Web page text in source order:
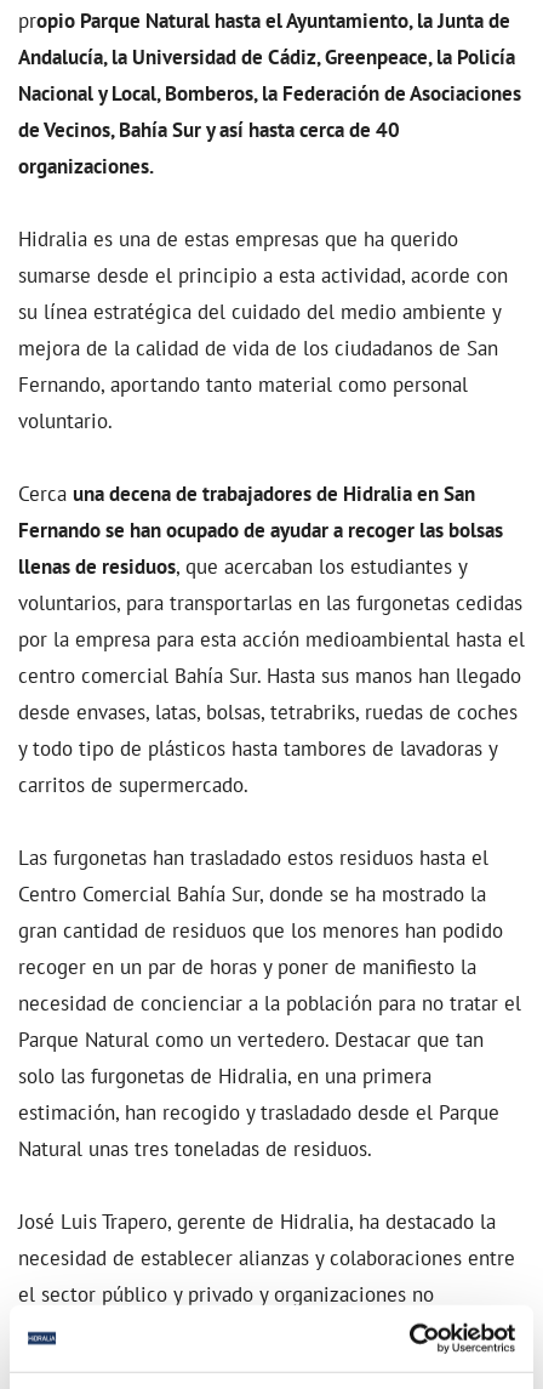
propio Parque Natural hasta el Ayuntamiento, la Junta de
Andalucía, la Universidad de Cádiz, Greenpeace, la Policía
Nacional y Local, Bomberos, la Federación de Asociaciones
de Vecinos, Bahía Sur y así hasta cerca de 40
organizaciones.
Hidralia es una de estas empresas que ha querido
sumarse desde el principio a esta actividad, acorde con
su línea estratégica del cuidado del medio ambiente y
mejora de la calidad de vida de los ciudadanos de San
Fernando, aportando tanto material como personal
voluntario.
Cerca una decena de trabajadores de Hidralia en San
Fernando se han ocupado de ayudar a recoger las bolsas
llenas de residuos, que acercaban los estudiantes y
voluntarios, para transportarlas en las furgonetas cedidas
por la empresa para esta acción medioambiental hasta el
centro comercial Bahía Sur. Hasta sus manos han llegado
desde envases, latas, bolsas, tetrabriks, ruedas de coches
y todo tipo de plásticos hasta tambores de lavadoras y
carritos de supermercado.
Las furgonetas han trasladado estos residuos hasta el
Centro Comercial Bahía Sur, donde se ha mostrado la
gran cantidad de residuos que los menores han podido
recoger en un par de horas y poner de manifiesto la
necesidad de concienciar a la población para no tratar el
Parque Natural como un vertedero. Destacar que tan
solo las furgonetas de Hidralia, en una primera
estimación, han recogido y trasladado desde el Parque
Natural unas tres toneladas de residuos.
José Luis Trapero, gerente de Hidralia, ha destacado la
necesidad de establecer alianzas y colaboraciones entre
el sector público y privado y organizaciones no
gubernamentales, asociaciones civiles y distintas
entidades para conseguir paliar entre todos los efectos